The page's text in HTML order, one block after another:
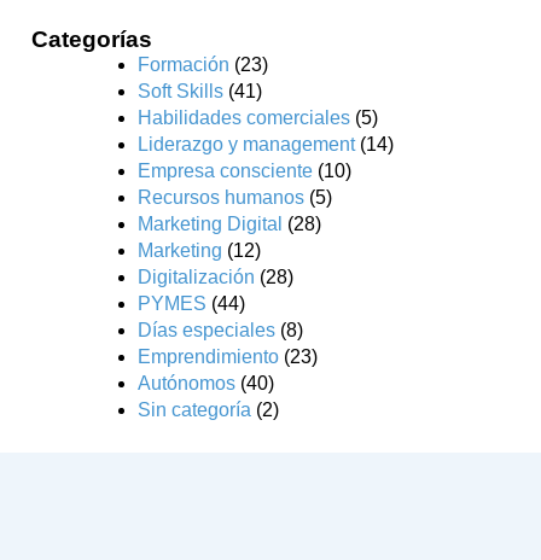
Categorías
Formación (23)
Soft Skills (41)
Habilidades comerciales (5)
Liderazgo y management(14)
Empresa consciente (10)
Recursos humanos (5)
Marketing Digital (28)
Marketing (12)
Digitalización (28)
PYMES (44)
Días especiales (8)
Emprendimiento (23)
Autónomos (40)
Sin categoría (2)